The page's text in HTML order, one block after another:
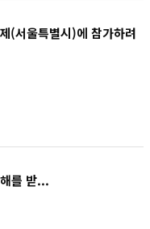
(서울특별시)에 참가하려
를 받...